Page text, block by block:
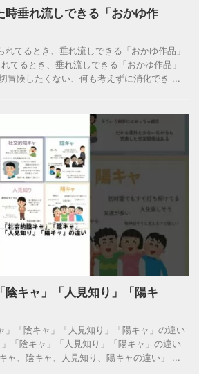
時垂れ流しできる「おかゆ作
てるとき、垂れ流しできる「おかゆ作品」
てるとき、垂れ流しできる「おかゆ作品」
冒険したくない、何も考えずに消化でき ...
陰キャ」「人見知り」「陽キ
「陰キャ」「人見知り」「陽キャ」の違い
「陰キャ」「人見知り」「陽キャ」の違い
ャ、陰キャ、人見知り、陽キャの違い」 ...